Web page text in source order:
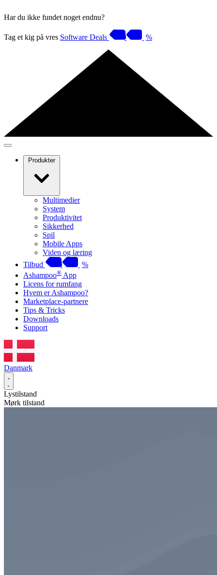
Har du ikke fundet noget endnu?
Tag et kig på vres Software Deals %
Produkter
Multimedier
System
Produktivitet
Sikkerhed
Spil
Mobile Apps
Viden og læring
Tilbud
%
Ashampoo® App
Licens for rumfang
Hvem er Ashampoo?
Marketplace-partnere
Tips & Tricks
Downloads
Support
Danmark
Lystilstand
Mørk tilstand